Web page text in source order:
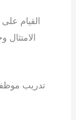
القيام
تدريب